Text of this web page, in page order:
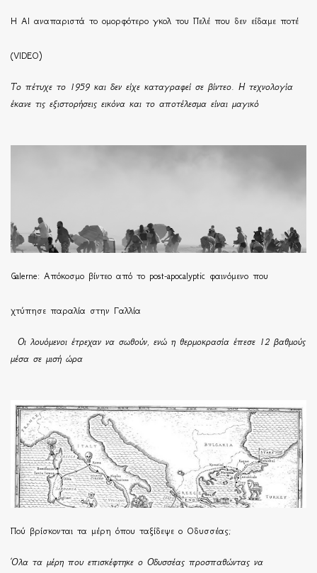
Η ΑΙ αναπαριστά το ομορφότερο γκολ του Πελέ που δεν είδαμε ποτέ
(VIDEO)
Το πέτυχε το 1959 και δεν είχε καταγραφεί σε βίντεο. Η τεχνολογία
έκανε τις εξιστορήσεις εικόνα και το αποτέλεσμα είναι μαγικό
Galerne: Απόκοσμο βίντεο από το post-apocalyptic φαινόμενο που
χτύπησε παραλία στην Γαλλία
Οι λουόμενοι έτρεχαν να σωθούν, ενώ η θερμοκρασία έπεσε 12 βαθμούς
μέσα σε μισή ώρα
Πού βρίσκονται τα μέρη όπου ταξίδεψε ο Οδυσσέας;
Όλα τα μέρη που επισκέφτηκε ο Οδυσσέας προσπαθώντας να